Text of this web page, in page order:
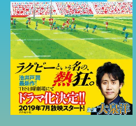
この本のあらすじは準備
莉々亜が新たな居住者と
変わっていく「スロウハ
百二十八通もの手紙で、
200ページ以上に及ぶ店
ター解説。本編完結後だ
恋愛や結婚、進路やキャ
まざまな年代の女性たち
と出会うことで、何かを
秋祭りのパレードで、あ
つらい仕事ほど、人を
高校生活最後を飾るイベ
キロ歩き通すという、北
に抱いて歩行祭にのぞん
「お嬢さん、よかったら
きたよい子です」「――
に落ちていた彼、イツキ
れで充分だった。二人の
トップセールスマンだっ
に訴えたのは、歳上の万
間に何があったのか?パ
可解な人事。急転する事
血の繋がらない親の間を
七歳。だが、彼女はいつ
海外ヴァイオリニストの
ルを編み出すバーテンダ
に灯をともす。大正十一